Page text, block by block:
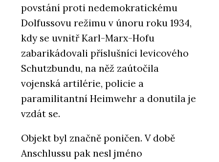
povstání proti nedemokratickému
Dolfussovu režimu v únoru roku 1934,
kdy se uvnitř Karl-Marx-Hofu
zabarikádovali příslušníci levicového
Schutzbundu, na něž zaútočila
vojenská artilérie, policie a
paramilitantní Heimwehr a donutila je
vzdát se.
Objekt byl značně poničen. V době
Anschlussu pak nesl jméno